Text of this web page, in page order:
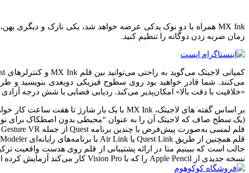
زمان ضربه زدن دوگانه را تنظیم کنید.
می‌کنند. شما قادر خواهید بود روی سطوح فیزیکی دوبعدی بنویسید و
«خلاقیت با دقت بالا» امکان‌پذیر می‌کند. ردیابی فضایی با شش درجه آزادی
(یک سطح صاف که لاجیتک آن را به عنوان “محیطی بدون اصطکاک برای
قلم همچنین از طریق Quest Link یا Air Link با برنامه‌های رایانه‌ای Adobe Substance Modeler و Elucis کار می‌کند.
نسخه جدیدی از Apple Pencil را که با Vision Pro کار می‌کند آزمایش کرده است، اما هنوز عرضه نشده است.